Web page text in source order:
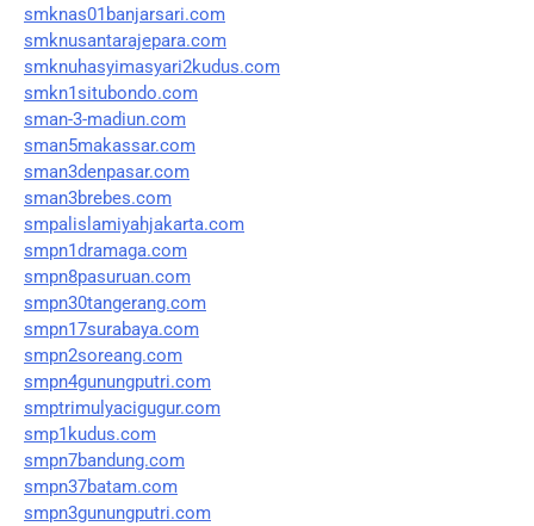
smknas01banjarsari.com
smknusantarajepara.com
smknuhasyimasyari2kudus.com
smkn1situbondo.com
sman-3-madiun.com
sman5makassar.com
sman3denpasar.com
sman3brebes.com
smpalislamiyahjakarta.com
smpn1dramaga.com
smpn8pasuruan.com
smpn30tangerang.com
smpn17surabaya.com
smpn2soreang.com
smpn4gunungputri.com
smptrimulyacigugur.com
smp1kudus.com
smpn7bandung.com
smpn37batam.com
smpn3gunungputri.com